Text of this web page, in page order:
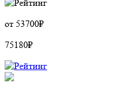
от 53700₽
75180₽